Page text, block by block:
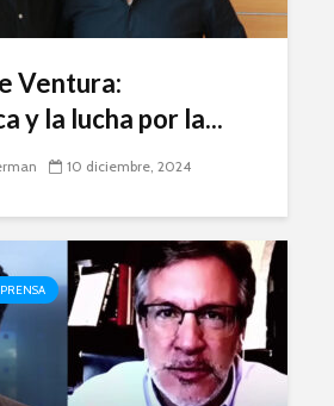
Ventura:
y la lucha por la...
10 diciembre, 2024
PRENSA
y Javier
AMLO-
AMLO es